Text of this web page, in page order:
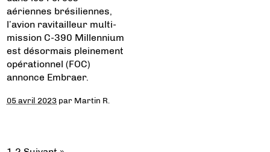
aériennes brésiliennes,
l’avion ravitailleur multi-
mission C-390 Millennium
est désormais pleinement
opérationnel (FOC)
annonce Embraer.
05 avril 2023 par Martin R.